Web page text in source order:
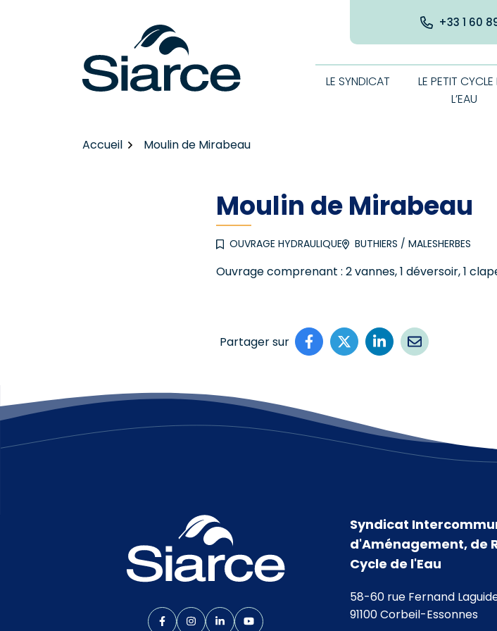
+33 1 60
LE SYNDICAT
LE PETIT CYCLE
L’EAU
Accueil Moulin de Mirabeau
Moulin de Mirabeau
OUVRAGE HYDRAULIQUE BUTHIERS / MALESHERBES
Ouvrage comprenant : 2 vannes, 1 déversoir, 1
Partager sur
Lien vers le compte Facebook
Lien vers le compte Instagram
Lien vers le compte Linkedin
Lien vers la chaîne Youtube
Syndicat
d'Aménagement, de
Cycle de l'Eau
58-60 rue Fernand
91100 Corbeil-Essonnes